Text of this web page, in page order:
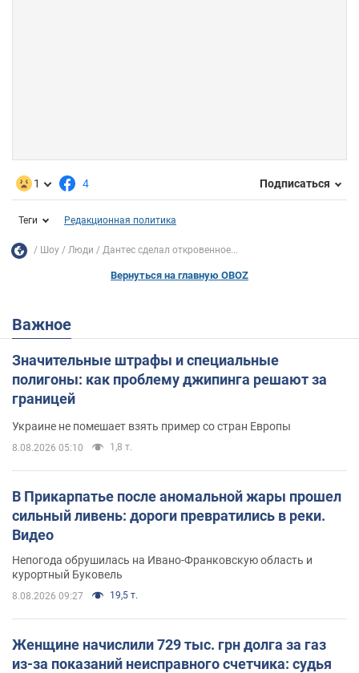
1 4 Подписаться
Теги Редакционная политика
Шоу Люди Дантес сделал откровенное...
Вернуться на главную OBOZ
Важное
Значительные штрафы и специальные
полигоны: как проблему джипинга решают за
границей
Украине не помешает взять пример со стран Европы
8.08.2026 05:10 1,8 т.
В Прикарпатье после аномальной жары прошел
сильный ливень: дороги превратились в реки.
Видео
Непогода обрушилась на Ивано-Франковскую область и
курортный Буковель
8.08.2026 09:27 19,5 т.
Женщине начислили 729 тыс. грн долга за газ
из-за показаний неисправного счетчика: судья